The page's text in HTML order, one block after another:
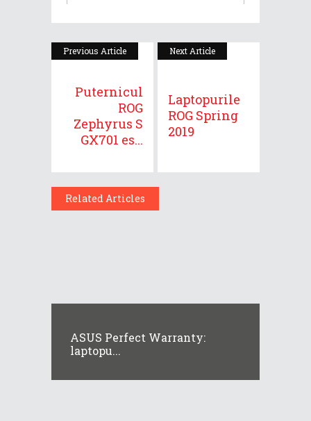
Previous Article
Puternicul
ROG
Zephyrus S
GX701 es...
Next Article
Laptopurile
ROG Spring
2019
Related Articles
ASUS Perfect Warranty:
laptopu...